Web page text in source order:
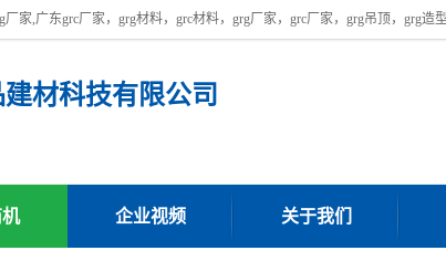
材科技有限公司
企业视频 关于我们